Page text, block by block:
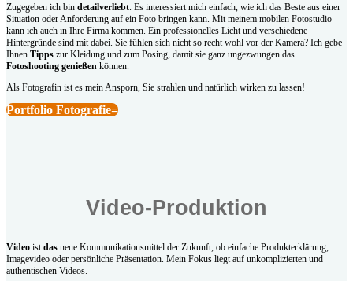
Zugegeben ich bin detailverliebt . Es interessiert mich einfach, wie ich das Beste aus einer
Situation oder Anforderung auf ein Foto bringen kann. Mit meinem mobilen Fotostudio
kann ich auch in Ihre Firma kommen. Ein professionelles Licht und verschiedene
Hintergründe sind mit dabei. Sie fühlen sich nicht so recht wohl vor der Kamera? Ich gebe
Ihnen Tipps zur Kleidung und zum Posing, damit sie ganz ungezwungen das
Fotoshooting genießen können.
Als Fotografin ist es mein Ansporn, Sie strahlen und natürlich wirken zu lassen!
Portfolio Fotografie
Video-Produktion
Video ist das neue Kommunikationsmittel der Zukunft, ob einfache Produkterklärung,
Imagevideo oder persönliche Präsentation. Mein Fokus liegt auf unkomplizierten und
authentischen Videos.